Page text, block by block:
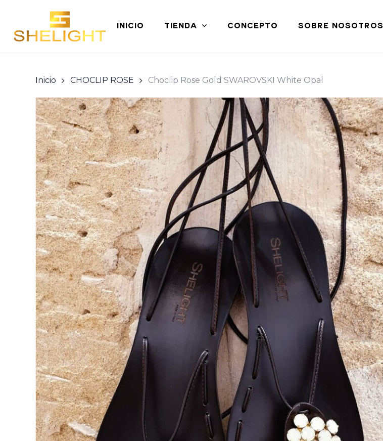
main
content
INICIO TIENDA CONCEPTO SOBRE NOSOTROS
Inicio CHOCLIP ROSE Choclip Rose Gold SWAROVSKI White Opal